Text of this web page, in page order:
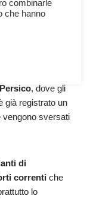
, dove gli
già registrato un
vengono sversati
di
correnti che
lo
combinarle
che hanno